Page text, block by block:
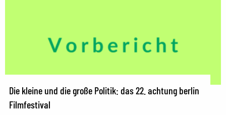
Die kleine und die große Politik: das 22. achtung berlin
Filmfestival